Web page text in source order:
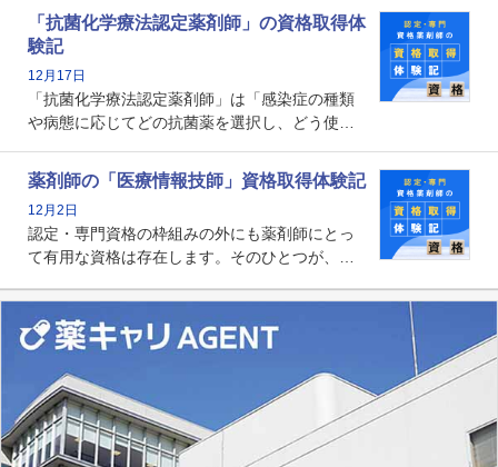
関する資格として、2009年に発足しました。薬
剤師の専門性を活かして高度化するがん医療に
貢献する姿は、今も病院薬剤師にとって一目置
かれる存在です。
「抗菌化学療法認定薬剤師」の資格取得体
験記
12月17日
「抗菌化学療法認定薬剤師」は「感染症の種類
や病態に応じてどの抗菌薬を選択し、どう使っ
る薬剤師です。現在、感染防止対策加算の施設
基準に専任の薬剤師配置が挙げられており、今
後は感染症領域で薬剤師に、より多くの役割が
求められる可能性もあります。
薬剤師の「医療情報技師」資格取得体験記
12月2日
認定・専門資格の枠組みの外にも薬剤師にとっ
て有用な資格は存在します。そのひとつが、
査データ、投薬歴など非常に多岐にわたる医療
データを利活用し、またシステム管理できるこ
とは、病院薬剤師を中心に大きな武器になりま
す。